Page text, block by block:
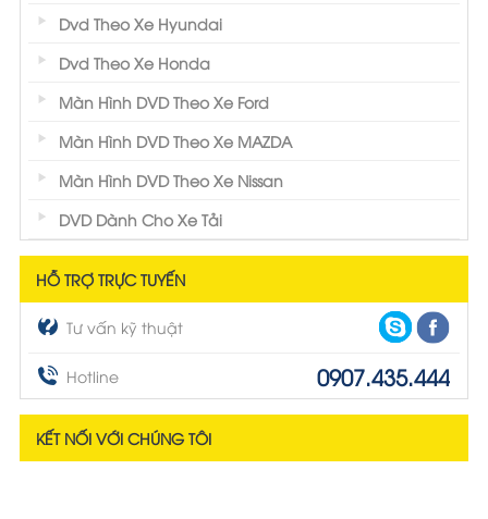
Dvd Theo Xe Hyundai
Dvd Theo Xe Honda
Màn Hình DVD Theo Xe Ford
Màn Hình DVD Theo Xe MAZDA
Màn Hình DVD Theo Xe Nissan
DVD Dành Cho Xe Tải
HỖ TRỢ TRỰC TUYẾN
Tư vấn kỹ thuật
Hotline 0907.435.444
KẾT NỐI VỚI CHÚNG TÔI